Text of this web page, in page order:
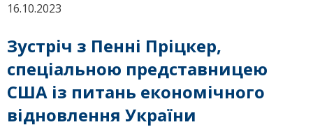
16.10.2023
Зустріч з Пенні Пріцкер,
спеціальною представницею
США із питань економічного
відновлення України